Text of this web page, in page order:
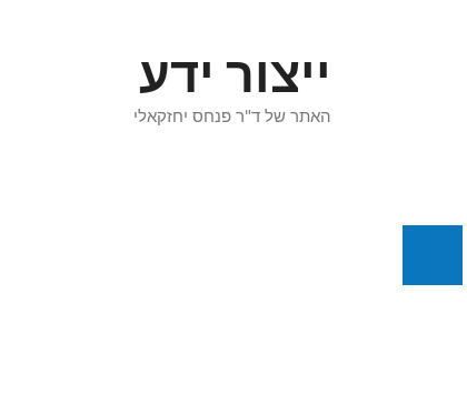
ייצור ידע
האתר של ד"ר פנחס יחזקאלי